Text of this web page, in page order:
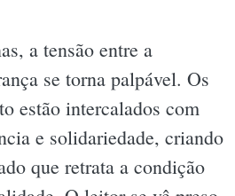
a tensão entre a
se torna palpável. Os
estão intercalados com
e solidariedade, criando
que retrata a condição